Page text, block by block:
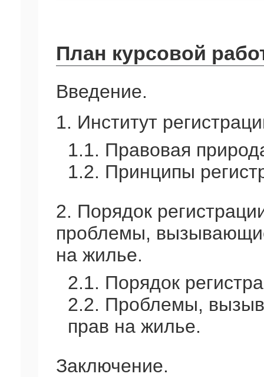
План курсовой
Введение.
1. Институт
1.1. Правовая
1.2. Принципы
2. Порядок
проблемы,
на жилье.
2.1. Порядок
2.2. Проблемы,
прав на жилье.
Заключение.